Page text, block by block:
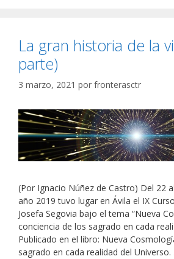
La gran historia de la
parte)
3 marzo, 2021 por fronterasctr
(Por Ignacio Núñez de Castro) Del 22
año 2019 tuvo lugar en Ávila el IX
Josefa Segovia bajo el tema “Nueva
conciencia de los sagrado en cada
Publicado en el libro: Nueva
sagrado en cada realidad del